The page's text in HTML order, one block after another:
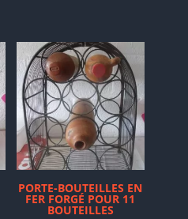
PORTE-BOUTEILLES EN
FER FORGÉ POUR 11
BOUTEILLES